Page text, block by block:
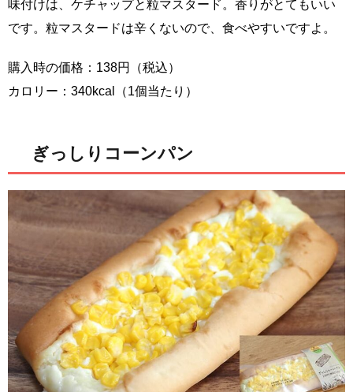
味付けは、ケチャップと粒マスタード。香りがとてもいい
です。粒マスタードは辛くないので、食べやすいですよ。
購入時の価格：138円（税込）
カロリー：340kcal（1個当たり）
ぎっしりコーンパン